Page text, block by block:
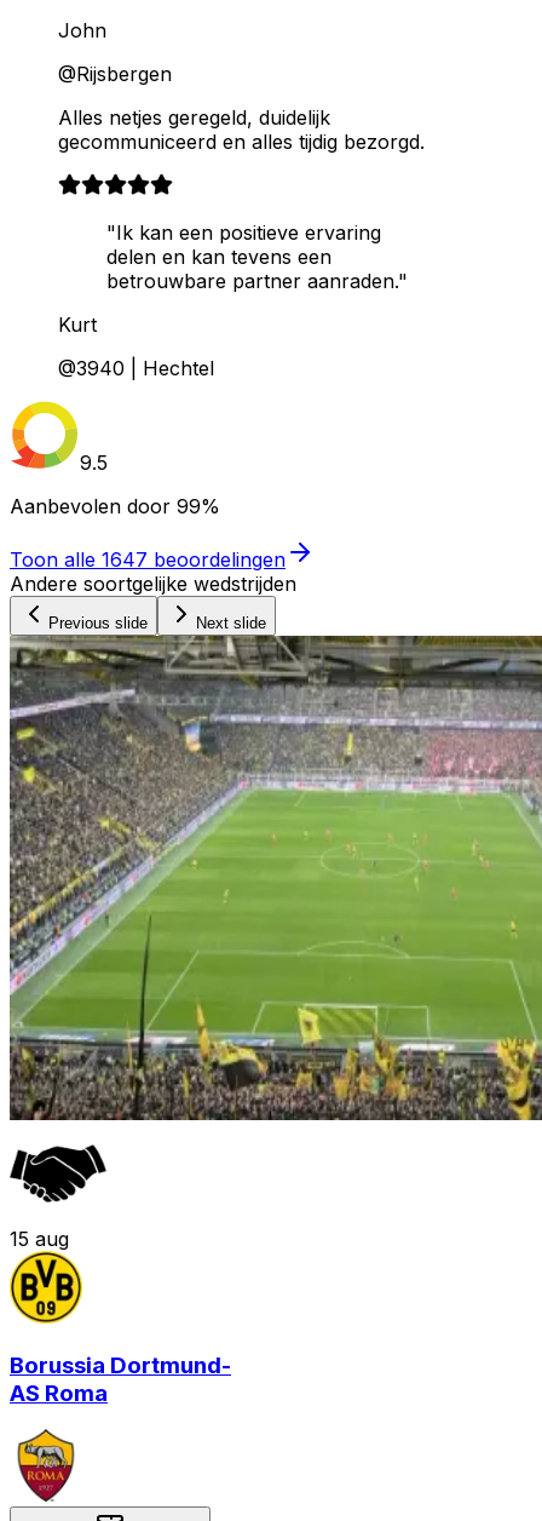
John
@Rijsbergen
Alles netjes geregeld, duidelijk
gecommuniceerd en alles tijdig bezorgd.
"Ik kan een positieve ervaring
delen en kan tevens een
betrouwbare partner aanraden."
Kurt
@3940 | Hechtel
9.5
Aanbevolen door 99%
Toon alle 1647 beoordelingen
Andere soortgelijke wedstrijden
Previous slide Next slide
15 aug
Borussia Dortmund-
AS Roma